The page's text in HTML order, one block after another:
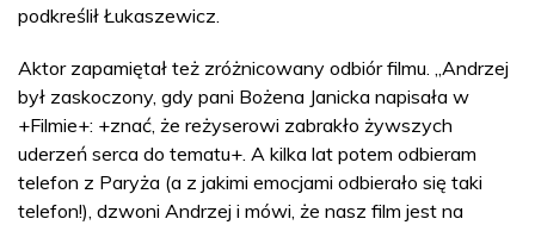
podkreślił Łukaszewicz.
Aktor zapamiętał też zróżnicowany odbiór filmu. „Andrzej
był zaskoczony, gdy pani Bożena Janicka napisała w
+Filmie+: +znać, że reżyserowi zabrakło żywszych
uderzeń serca do tematu+. A kilka lat potem odbieram
telefon z Paryża (a z jakimi emocjami odbierało się taki
telefon!), dzwoni Andrzej i mówi, że nasz film jest na